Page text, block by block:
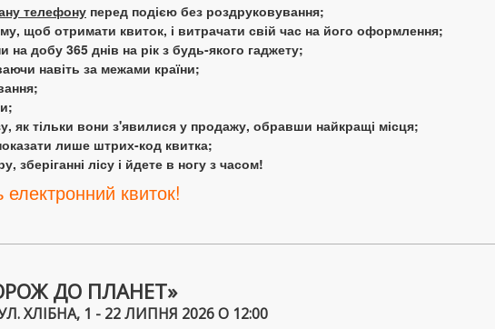
телефону перед подією без роздруковування;
щоб отримати квиток, і витрачати свій час на його оформлення;
добу 365 днів на рік з будь-якого гаджету;
навіть за межами країни;
як тільки вони з'явилися у продажу, обравши найкращі місця;
лише штрих-код квитка;
зберіганні лісу і йдете в ногу з часом!
квиток!
ДО ПЛАНЕТ»
ХЛІБНА, 1 - 22 ЛИПНЯ 2026 О 12:00